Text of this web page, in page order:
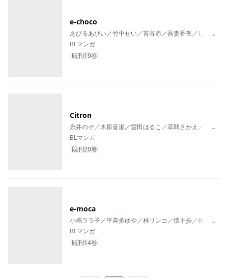
e-choco
あびるあびい／竹中せい／苔谷赤／吾妻香夜／しかくい
...
BLマンガ
既刊19巻
Citron
糸井のぞ／木原音瀬／雲田はるこ／草間さかえ／市川け
...
BLマンガ
既刊20巻
e-moca
小嶋ララ子／平喜多ゆや／林リンコ／懐十歩／佐倉しい
...
BLマンガ
既刊14巻